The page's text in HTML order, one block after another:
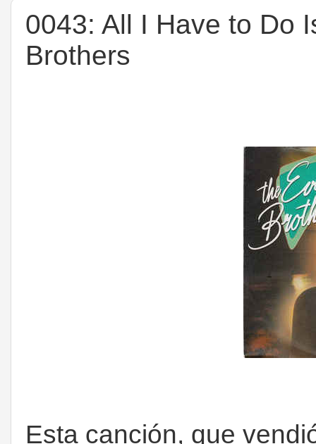
0043: All I Have to Do
Brothers
Esta canción, que